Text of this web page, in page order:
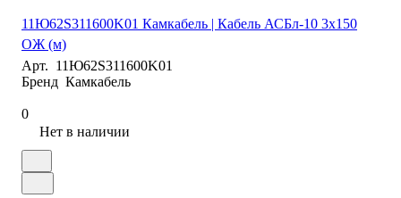
11Ю62S311600K01 Камкабель | Кабель АСБл-10 3х150
ОЖ (м)
Арт. 11Ю62S311600K01
Бренд Камкабель
0
Нет в наличии